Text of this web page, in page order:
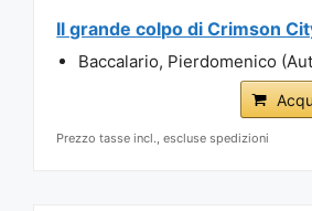
Il grande colpo di Crimson
Baccalario, Pierdomenico
Prezzo tasse incl., escluse spedizioni